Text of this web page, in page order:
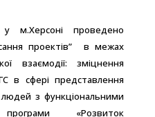
м.Херсоні проведено
проектів” в межах
взаємодії: зміцнення
в сфері представлення
людей з функціональними
«Розвиток